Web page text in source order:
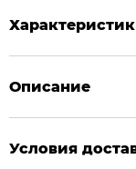
Описание
Условия